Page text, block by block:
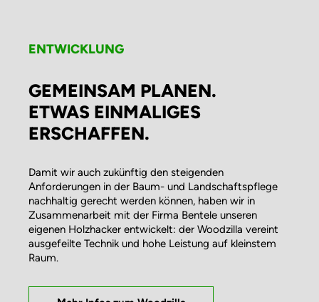
ENTWICKLUNG
GEMEINSAM PLANEN.
ETWAS EINMALIGES
ERSCHAFFEN.
Damit wir auch zukünftig den steigenden
Anforderungen in der Baum- und Landschaftspflege
nachhaltig gerecht werden können, haben wir in
Zusammenarbeit mit der Firma Bentele unseren
eigenen Holzhacker entwickelt: der Woodzilla vereint
ausgefeilte Technik und hohe Leistung auf kleinstem
Raum.